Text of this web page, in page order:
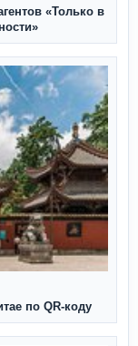
«Только в
по QR‑коду